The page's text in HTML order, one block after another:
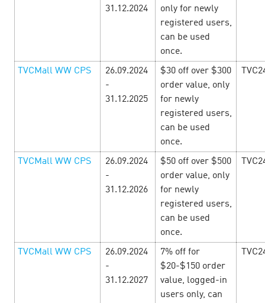
Октоберфест — Заразитесь золотой
лихорадкой прибыльных e-commerce
С 15 сентября до 15 октября в CityAds — месяц
прибыльных условий! Сезон распродаж уже начался, а
значит вас ждут повышенные ставки, специальные
промокоды и акции от рекламодателей! Не д…
31.12.2024
only for newly
registered users,
can be used
once.
TVCMall WW CPS
26.09.2024
-
31.12.2025
$30 off over $300
order value, only
for newly
registered users,
can be used
once.
TVCMall WW CPS
26.09.2024
-
31.12.2026
$50 off over $500
order value, only
for newly
registered users,
can be used
once.
TVCMall WW CPS
26.09.2024
-
31.12.2027
7% off for
$20-$150 order
value, logged-in
users only, can